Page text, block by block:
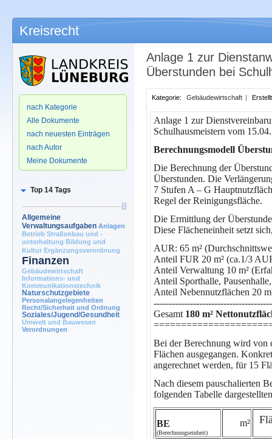
Kreisrecht
nach Kategorie
Alle Dokumente
nach neuesten Einträgen
nach Autor
Meine Dokumente
Top 14 Tags
Allgemeine
Verwaltungsaufgaben Anlagen
Betrieb Straßenbau und -
unterhaltung Bildung und
Kultur Ergänzungsverordnung
Finanzen
Gebäudewirtschaft
Informations- und
Kommunikationstechnik
Naturschutzgebiete
Personalangelegenheiten
Recht/Sicherheit und Ordnung
Soziales/Jugend/Gesundheit
Umwelt und Bauwesen
Verordnungen
Anlage 1 zur
Überstunden bei
Kategorie: Gebäudewirtschaft |
Anlage 1 zur
Schulhausmeistern vom
Berechnungsmodell
Die Berechnung der
Überstunden. Die
7 Stufen A – G
Regel der Reinigungsfläche.
Die Ermittlung der
Diese Flächeneinheit setzt
AUR: 65 m²
Anteil FUR 20 m² (ca.1/3
Anteil Verwaltung 10 m²
Anteil Sporthalle,
Anteil Nebennutzflächen 20
Gesamt 180 m²
Bei der Berechnung wird von
Flächen ausgegangen.
angerechnet werden, für 15
Nach diesem pauschalierten
folgenden Tabelle
BE
(Berechnungseinheit)
m²